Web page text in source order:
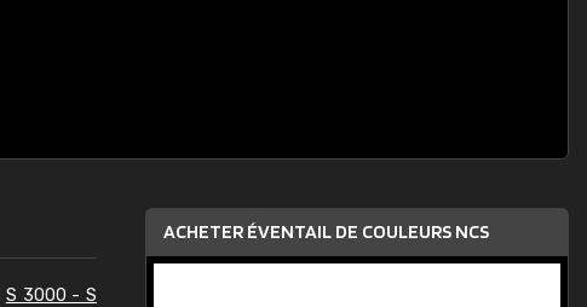
S 3000 - S
ACHETER ÉVENTAIL DE COULEURS NCS